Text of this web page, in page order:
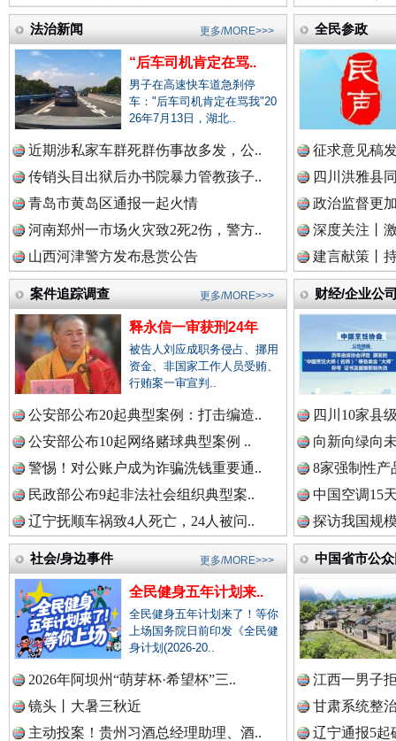
中国律师在线.
中国参政网.中
中国全民新闻网.
中国公众新闻网.
中国公民新闻网.
中国公共新闻网.
中国法制新闻网.
中国法治新闻网.
中国法院新闻网.
春天里的科技盛宴
巳巳如意，开工大吉！ 三轮上
“后车司机肯定在骂我” 全民健
法治新闻
“后车司机肯定在骂..
男子在高速快车道急刹停
车："后车司机肯定在骂我"20
26年7月13日，湖北..
近期涉私家车群死群伤事故多发，公..
传销头目出狱后办书院暴力管教孩子..
青岛市黄岛区通报一起火情
河南郑州一市场火灾致2死2伤，警方..
山西河津警方发布悬赏公告
更多/MORE>>> 全民参政
征求意见稿
四川洪雅县
政治监督更
深度关注丨
建言献策丨
案件追踪调查
释永信一审获刑24年
被告人刘应成职务侵占、挪用
资金、非国家工作人员受贿、
行贿案一审宣判..
公安部公布20起典型案例：打击编造..
公安部公布10起网络赌球典型案例 ..
警惕！对公账户成为诈骗洗钱重要通..
民政部公布9起非法社会组织典型案..
辽宁抚顺车祸致4人死亡，24人被问..
更多/MORE>>> 财经/企业公
四川10家县
向新向绿向
8家强制性产
中国空调15
探访我国规
社会/身边事件
全民健身五年计划来..
全民健身五年计划来了！等你
上场国务院日前印发《全民健
身计划(2026-20..
2026年阿坝州“萌芽杯·希望杯”三..
镜头丨大暑三秋近
主动投案！贵州习酒总经理助理、酒..
更多/MORE>>> 中国省市公
江西一男子
甘肃系统整
辽宁通报5起